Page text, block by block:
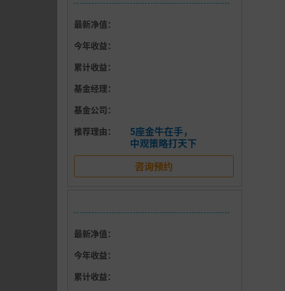
最新净值：
今年收益：
累计收益：
基金经理：
基金公司：
推荐理由：
5座金牛在手，
中观策略打天下
咨询预约
最新净值：
今年收益：
累计收益：